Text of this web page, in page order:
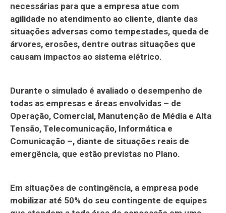
necessárias para que a empresa atue com
agilidade no atendimento ao cliente, diante das
situações adversas como tempestades, queda de
árvores, erosões, dentre outras situações que
causam impactos ao sistema elétrico.
Durante o simulado é avaliado o desempenho de
todas as empresas e áreas envolvidas – de
Operação, Comercial, Manutenção de Média e Alta
Tensão, Telecomunicação, Informática e
Comunicação –, diante de situações reais de
emergência, que estão previstas no Plano.
Em situações de contingência, a empresa pode
mobilizar até 50% do seu contingente de equipes